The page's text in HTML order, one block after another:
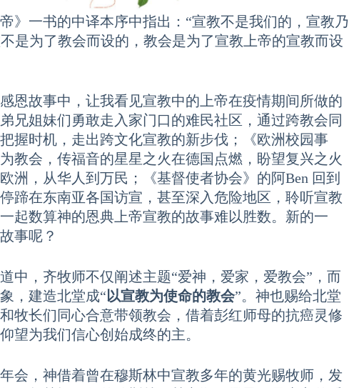
》一书的中译本序中指出：“宣教不是我们的，宣教乃
是为了教会而设的，教会是为了宣教 上帝的宣教而设
恩故事中，让我看见宣教中的上帝在疫情期间所做的
兄姐妹们勇敢走入家门口的难民社区，通过跨教会同
握时机，走出跨文化宣教的新步伐；《欧洲校园事
教会，传福音的星星之火在德国点燃，盼望复兴之火
洲，从华人到万民；《基督使者协会》的阿Ben 回到
蹄在东南亚各国访宣，甚至深入危险地区，聆听宣教
起数算神的恩典 上帝宣教的故事难以胜数。新的一
事呢？
中，齐牧师不仅阐述主题“爱神，爱家，爱教会”，而
，建造北堂成“ 以宣教为使命的教会”。神也赐给北堂
牧长们同心合意带领教会，借着彭红师母的抗癌灵修
望为我们信心创始成终的主。
会，神借着曾在穆斯林中宣教多年的黄光赐牧师，发